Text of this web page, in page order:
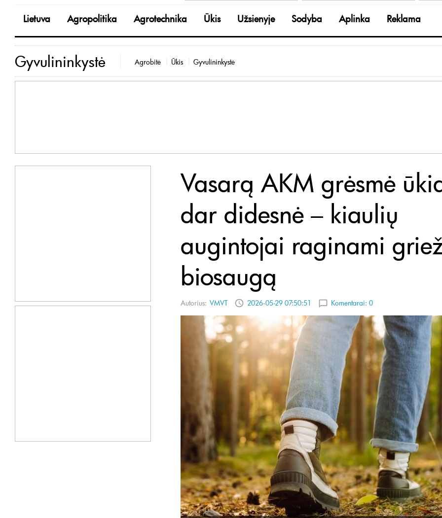
Lietuva Agropolitika Agrotechnika Ūkis Užsienyje Sodyba Aplinka Reklama
Gyvulininkystė Agrobitė Ūkis Gyvulininkystė
Vasarą AKM grėsmė
dar didesnė – kiaulių
augintojai raginami
biosaugą
Autorius: VMVT 2026-05-29 07:50:51 Komentarai: 0